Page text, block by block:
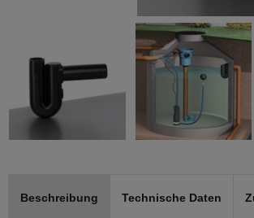
Beschreibung Technische Daten